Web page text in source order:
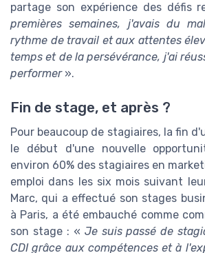
partage son expérience des défis
premières semaines, j'avais du
rythme de travail et aux attentes
temps et de la persévérance, j'ai
performer».
Fin de stage, et après ?
Pour beaucoup de stagiaires, la fin
le début d'une nouvelle
environ 60% des stagiaires en
emploi dans les six mois suivant
Marc, qui a effectué son stages
à Paris, a été embauché comme
son stage : « Je suis passé de
CDI grâce aux compétences et à